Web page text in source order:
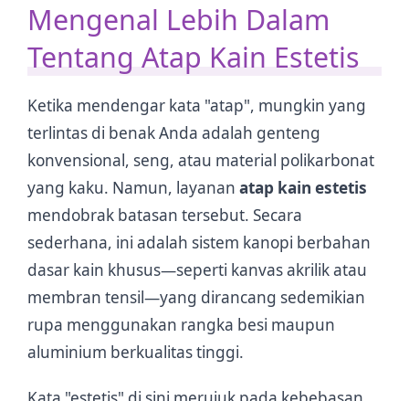
Mengenal Lebih Dalam
Tentang Atap Kain Estetis
Ketika mendengar kata "atap", mungkin yang
terlintas di benak Anda adalah genteng
konvensional, seng, atau material polikarbonat
yang kaku. Namun, layanan atap kain estetis
mendobrak batasan tersebut. Secara
sederhana, ini adalah sistem kanopi berbahan
dasar kain khusus—seperti kanvas akrilik atau
membran tensil—yang dirancang sedemikian
rupa menggunakan rangka besi maupun
aluminium berkualitas tinggi.